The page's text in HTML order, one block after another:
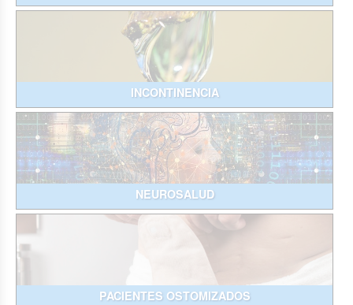
INCONTINENCIA
NEUROSALUD
PACIENTES OSTOMIZADOS